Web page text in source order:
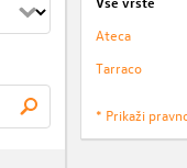
Ateca
Tarraco
* Prikaži